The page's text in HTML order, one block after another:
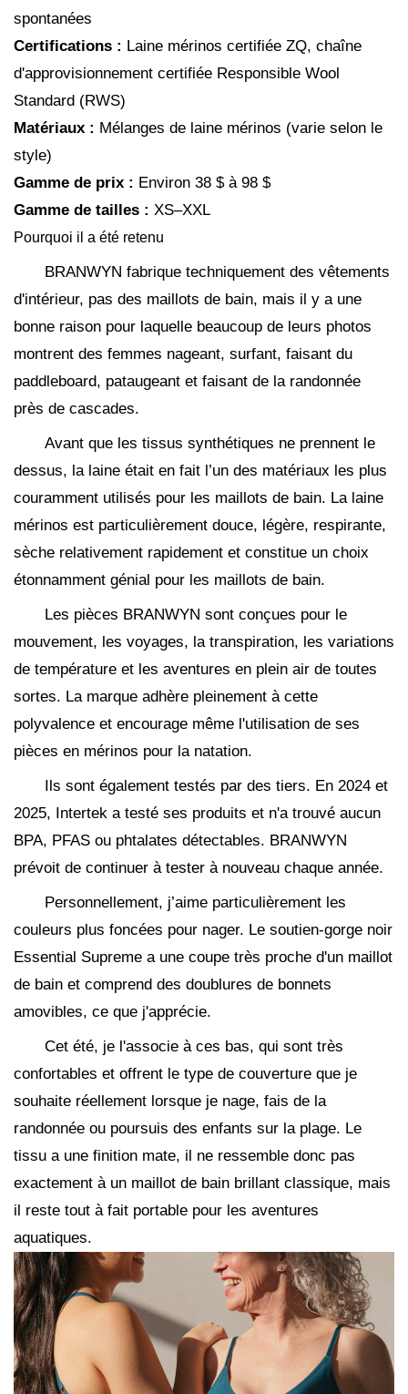
spontanées
Certifications : Laine mérinos certifiée ZQ, chaîne
d'approvisionnement certifiée Responsible Wool
Standard (RWS)
Matériaux : Mélanges de laine mérinos (varie selon le
style)
Gamme de prix : Environ 38 $ à 98 $
Gamme de tailles : XS–XXL
Pourquoi il a été retenu
BRANWYN fabrique techniquement des vêtements
d'intérieur, pas des maillots de bain, mais il y a une
bonne raison pour laquelle beaucoup de leurs photos
montrent des femmes nageant, surfant, faisant du
paddleboard, pataugeant et faisant de la randonnée
près de cascades.
Avant que les tissus synthétiques ne prennent le
dessus, la laine était en fait l’un des matériaux les plus
couramment utilisés pour les maillots de bain. La laine
mérinos est particulièrement douce, légère, respirante,
sèche relativement rapidement et constitue un choix
étonnamment génial pour les maillots de bain.
Les pièces BRANWYN sont conçues pour le
mouvement, les voyages, la transpiration, les variations
de température et les aventures en plein air de toutes
sortes. La marque adhère pleinement à cette
polyvalence et encourage même l'utilisation de ses
pièces en mérinos pour la natation.
Ils sont également testés par des tiers. En 2024 et
2025, Intertek a testé ses produits et n'a trouvé aucun
BPA, PFAS ou phtalates détectables. BRANWYN
prévoit de continuer à tester à nouveau chaque année.
Personnellement, j’aime particulièrement les
couleurs plus foncées pour nager. Le soutien-gorge noir
Essential Supreme a une coupe très proche d'un maillot
de bain et comprend des doublures de bonnets
amovibles, ce que j'apprécie.
Cet été, je l'associe à ces bas, qui sont très
confortables et offrent le type de couverture que je
souhaite réellement lorsque je nage, fais de la
randonnée ou poursuis des enfants sur la plage. Le
tissu a une finition mate, il ne ressemble donc pas
exactement à un maillot de bain brillant classique, mais
il reste tout à fait portable pour les aventures
aquatiques.